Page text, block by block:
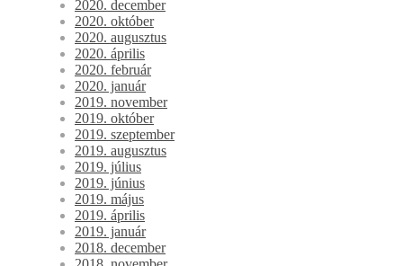
2020. december
2020. október
2020. augusztus
2020. április
2020. február
2020. január
2019. november
2019. október
2019. szeptember
2019. augusztus
2019. július
2019. június
2019. május
2019. április
2019. január
2018. december